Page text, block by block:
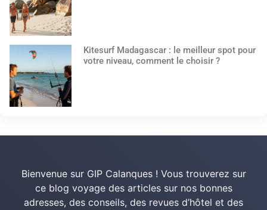
Kitesurf Madagascar : le meilleur spot pour
votre niveau, comment le choisir ?
Bienvenue sur GIP Calanques ! Vous trouverez sur
ce blog voyage des articles sur nos bonnes
adresses, des conseils, des revues d’hôtel et des